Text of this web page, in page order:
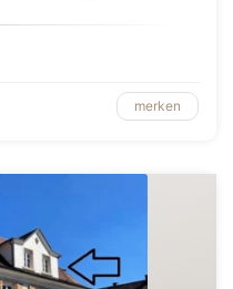
merken